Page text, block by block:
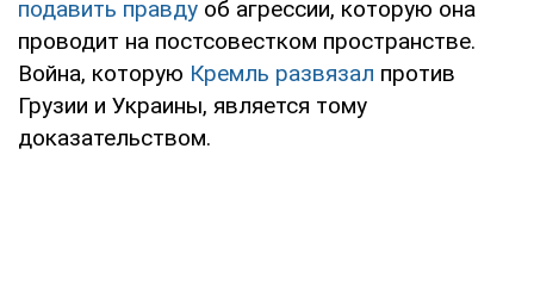
подавить правду об агрессии, которую она
проводит на постсовестком пространстве.
Война, которую Кремль развязал против
Грузии и Украины, является тому
доказательством.